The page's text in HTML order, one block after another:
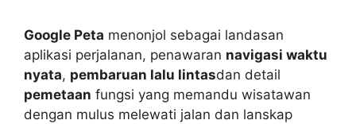
Google Peta menonjol sebagai landasan
aplikasi perjalanan, penawaran navigasi waktu
nyata, pembaruan lalu lintasdan detail
pemetaan fungsi yang memandu wisatawan
dengan mulus melewati jalan dan lanskap